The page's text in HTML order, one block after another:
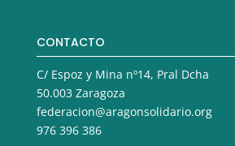
CONTACTO
C/ Espoz y Mina nº14, Pral Dcha
50.003 Zaragoza
federacion@aragonsolidario.org
976 396 386